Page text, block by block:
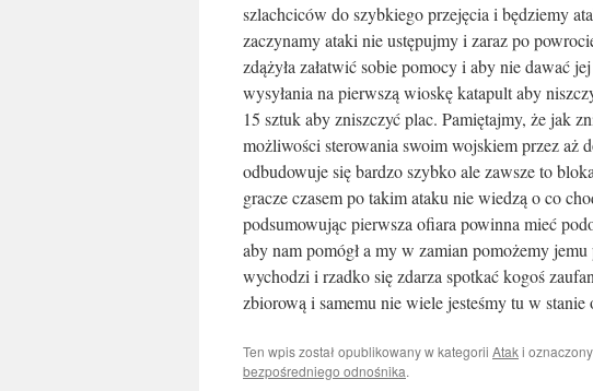
szlachciców do szybkiego przejęcia i będziemy
zaczynamy ataki nie ustępujmy i zaraz po
zdążyła załatwić sobie pomocy i aby nie dawać
wysyłania na pierwszą wioskę katapult aby
15 sztuk aby zniszczyć plac. Pamiętajmy, że jak
możliwości sterowania swoim wojskiem przez aż
odbudowuje się bardzo szybko ale zawsze to
gracze czasem po takim ataku nie wiedzą o co
podsumowując pierwsza ofiara powinna mieć
aby nam pomógł a my w zamian pomożemy
wychodzi i rzadko się zdarza spotkać kogoś
zbiorową i samemu nie wiele jesteśmy tu w stanie
Ten wpis został opublikowany w kategorii Ataki
bezpośredniego odnośnika.